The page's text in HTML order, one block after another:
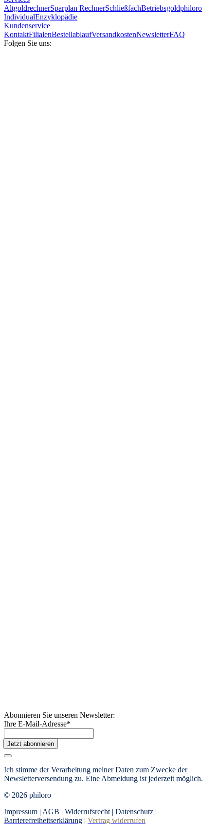
AltgoldrechnerSparplan RechnerSchließfachBetriebsgoldphiloro
IndividualEnzyklopädie
Kundenservice
KontaktFilialenBestellablaufVersandkostenNewsletterFAQ
Folgen Sie uns:
Abonnieren Sie unseren Newsletter:
Ihre E-Mail-Adresse*
Jetzt abonnieren
Ich stimme der Verarbeitung meiner Daten zum Zwecke der
Newsletterversendung zu. Eine Abmeldung ist jederzeit möglich.
© 2026 philoro
Impressum | AGB | Widerrufsrecht | Datenschutz |
Barrierefreiheitserklärung | Vertrag widerrufen